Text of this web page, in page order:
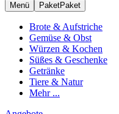
Menü PaketPaket
Brote & Aufstriche
Gemüse & Obst
Würzen & Kochen
Süßes & Geschenke
Getränke
Tiere & Natur
Mehr ...